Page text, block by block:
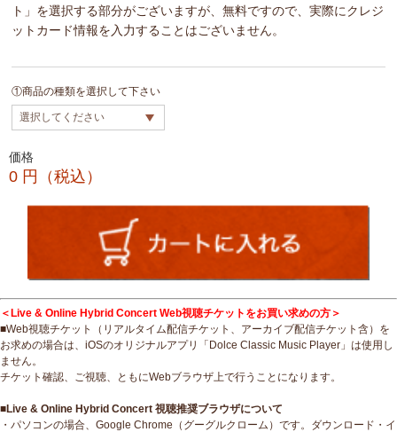
ト」を選択する部分がございますが、無料ですので、実際にクレジ
ットカード情報を入力することはございません。
①商品の種類を選択して下さい
価格
0 円（税込）
＜Live & Online Hybrid Concert Web視聴チケットをお買い求めの方＞
■Web視聴チケット（リアルタイム配信チケット、アーカイブ配信チケット含）を
お求めの場合は、iOSのオリジナルアプリ「Dolce Classic Music Player」は使用し
ません。
チケット確認、ご視聴、ともにWebブラウザ上で行うことになります。
■Live & Online Hybrid Concert 視聴推奨ブラウザについて
・パソコンの場合、Google Chrome（グーグルクローム）です。ダウンロード・イ